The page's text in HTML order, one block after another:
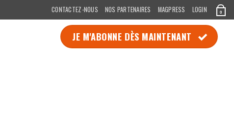
CONTACTEZ-NOUS NOS PARTENAIRES MAGPRESS LOGIN 0
JE M'ABONNE DÈS MAINTENANT